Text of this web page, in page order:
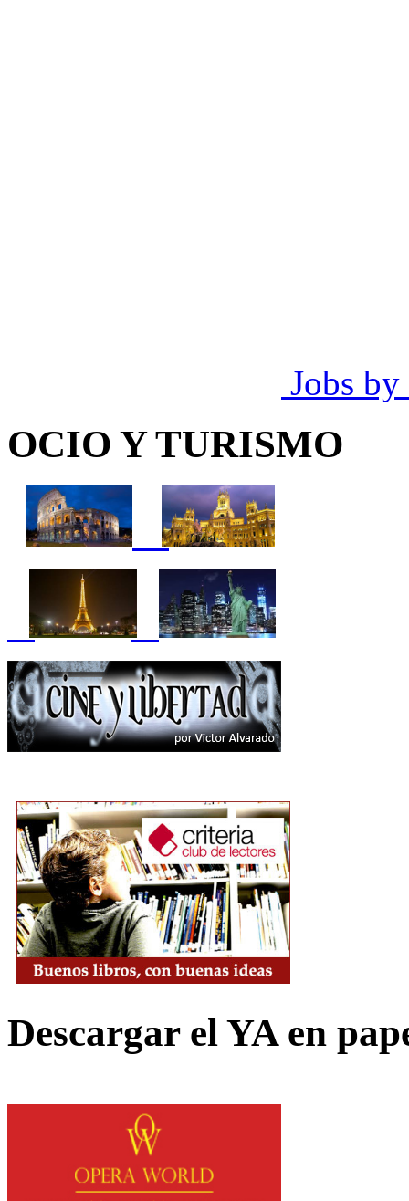
Jobs by
OCIO Y TURISMO
Descargar el YA en